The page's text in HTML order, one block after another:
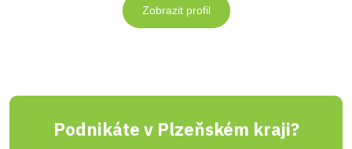
Zobrazit profil
Podnikáte v Plzeňském kraji?